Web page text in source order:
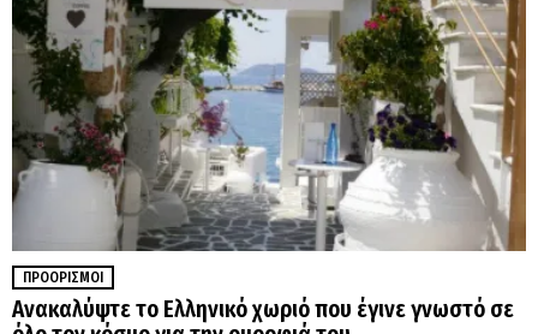
ΠΡΟΟΡΙΣΜΟΊ
Ανακαλύψτε το Ελληνικό χωριό που έγινε γνωστό σε